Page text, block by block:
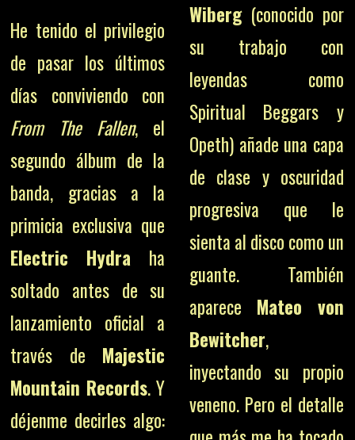
He tenido el privilegio
de pasar los últimos
días conviviendo con
From The Fallen, el
segundo álbum de la
banda, gracias a la
primicia exclusiva que
Electric Hydra ha
soltado antes de su
lanzamiento oficial a
través de Majestic
Mountain Records. Y
déjenme decirles algo:
Wiberg(conocido por
su trabajo con
leyendas como
Spiritual Beggars y
Opeth) añade una capa
de clase y oscuridad
progresiva que le
sienta al disco como un
guante. También
aparece Mateo von
Bewitcher,
inyectando su propio
veneno. Pero el detalle